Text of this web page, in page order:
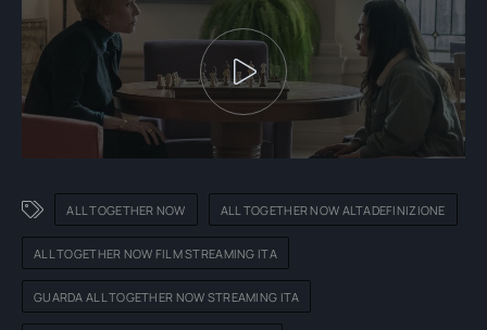
ALL TOGETHER NOW ALL TOGETHER NOW ALTADEFINIZIONE
ALL TOGETHER NOW FILM STREAMING ITA
GUARDA ALL TOGETHER NOW STREAMING ITA